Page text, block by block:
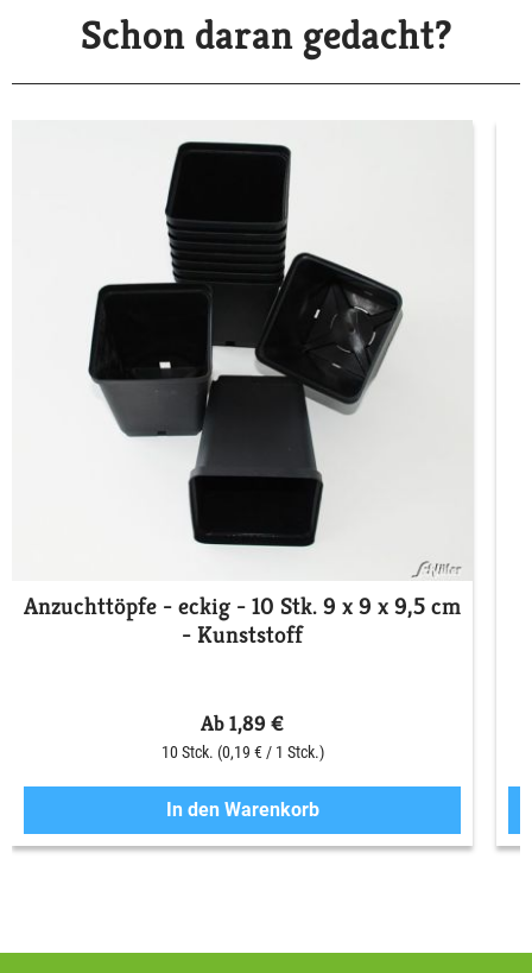
Schon daran gedacht?
Anzuchttöpfe - eckig - 10 Stk. 9 x 9 x 9,5 cm
- Kunststoff
Ab 1,89 €
10 Stck. (0,19 € / 1 Stck.)
In den Warenkorb